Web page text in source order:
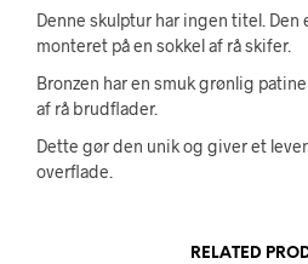
Denne skulptur har ingen titel. Den
monteret på en sokkel af rå skifer.
Bronzen har en smuk grønlig
af rå brudflader.
Dette gør den unik og giver et
overflade.
RELATED